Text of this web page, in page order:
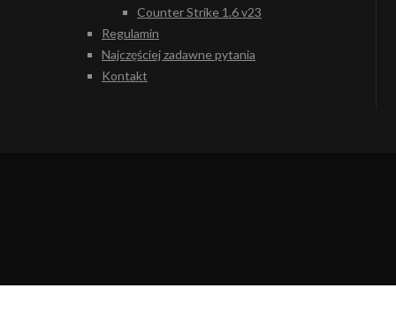
Counter Strike 1.6 v23
Regulamin
Najczęściej zadawne pytania
Kontakt